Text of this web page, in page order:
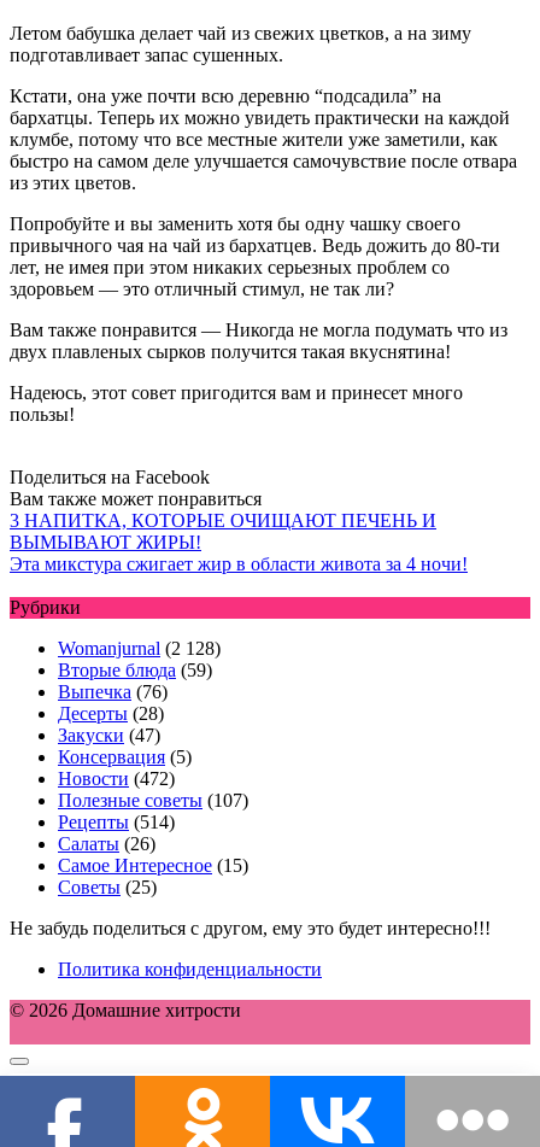
Летом бабушка делает чай из свежих цветков, а на зиму
подготавливает запас сушенных.
Кстати, она уже почти всю деревню “подсадила” на
бархатцы. Теперь их можно увидеть практически на каждой
клумбе, потому что все местные жители уже заметили, как
быстро на самом деле улучшается самочувствие после отвара
из этих цветов.
Попробуйте и вы заменить хотя бы одну чашку своего
привычного чая на чай из бархатцев. Ведь дожить до 80-ти
лет, не имея при этом никаких серьезных проблем со
здоровьем — это отличный стимул, не так ли?
Вам также понравится — Никогда не могла подумать что из
двух плавленых сырков получится такая вкуснятина!
Надеюсь, этот совет пригодится вам и принесет много
пользы!
Поделиться на Facebook
Вам также может понравиться
3 НАПИТКА, КОТОРЫЕ ОЧИЩАЮТ ПЕЧЕНЬ И
ВЫМЫВАЮТ ЖИРЫ!
Эта микстура сжигает жир в области живота за 4 ночи!
Рубрики
Womanjurnal (2 128)
Вторые блюда (59)
Выпечка (76)
Десерты (28)
Закуски (47)
Консервация (5)
Новости (472)
Полезные советы (107)
Рецепты (514)
Салаты (26)
Самое Интересное (15)
Советы (25)
Не забудь поделиться с другом, ему это будет интересно!!!
Политика конфиденциальности
© 2026 Домашние хитрости
Этот сайт использует cookie для хранения данных. Продолжая
использовать сайт, Вы даете свое согласие на работу с этими файлами.